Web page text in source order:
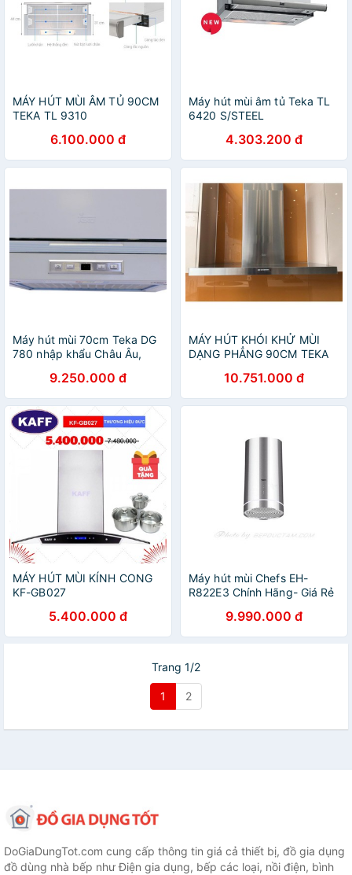
MÁY HÚT MÙI ÂM TỦ 90CM
TEKA TL 9310
6.100.000 đ
Máy hút mùi âm tủ Teka TL
6420 S/STEEL
4.303.200 đ
Máy hút mùi 70cm Teka DG
780 nhập khẩu Châu Âu,
máy hút khói khử mùi, máy
hút mùi bếp
9.250.000 đ
MÁY HÚT KHÓI KHỬ MÙI
DẠNG PHẲNG 90CM TEKA
MÁY HÚT KHÓI, MÁY HÚT
KHÓI KHỬ MÙI, MÁY HÚT
MÙI BẾP
10.751.000 đ
MÁY HÚT MÙI KÍNH CONG
KF-GB027
5.400.000 đ
Máy hút mùi Chefs EH-
R822E3 Chính Hãng- Giá Rẻ
9.990.000 đ
Trang 1/2
1 2
DoGiaDungTot.com cung cấp thông tin giá cả thiết bị, đồ gia dụng
đồ dùng nhà bếp như Điện gia dụng, bếp các loại, nồi điện, bình